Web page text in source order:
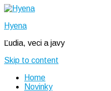
Hyena
Ľudia, veci a javy
Skip to content
Home
Novinky